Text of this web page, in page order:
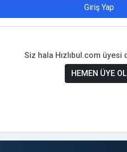
Giriş Yap
Siz hala Hızlıbul.com üyesi
HEMEN ÜYE OL